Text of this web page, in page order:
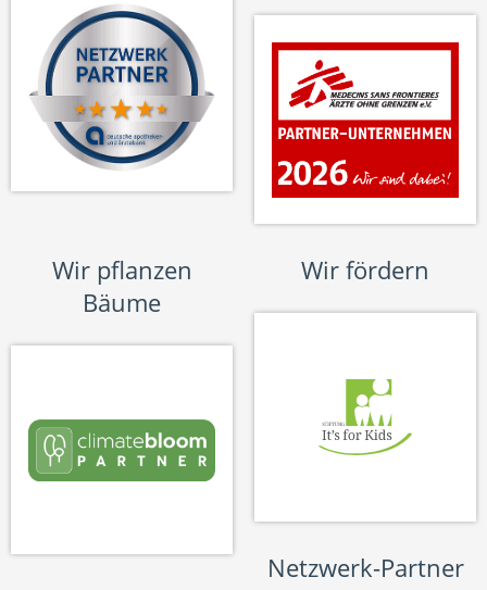
Wir pflanzen
Bäume
Wir fördern
Netzwerk-Partner